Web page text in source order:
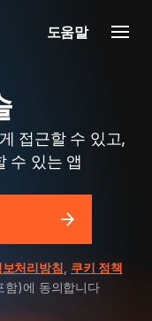
도움말
접근할 수 있고,
수 있는 앱
처리방침 쿠키 정책
함)에 동의합니다